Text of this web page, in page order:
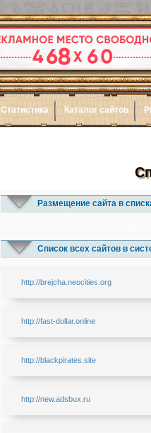
Статистика Каталог сайтов
Размещение сайта в
Список всех сайтов в
http://brejcha.neocities.org
http://fast-dollar.online
http://blackpirates.site
http://new.adsbux.ru